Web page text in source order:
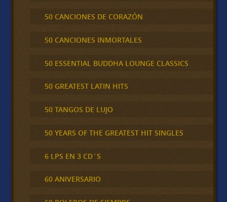
50 CANCIONES DE CORAZÓN
50 CANCIONES INMORTALES
50 ESSENTIAL BUDDHA LOUNGE CLASSICS
50 GREATEST LATIN HITS
50 TANGOS DE LUJO
50 YEARS OF THE GREATEST HIT SINGLES
6 LPS EN 3 CD´S
60 ANIVERSARIO